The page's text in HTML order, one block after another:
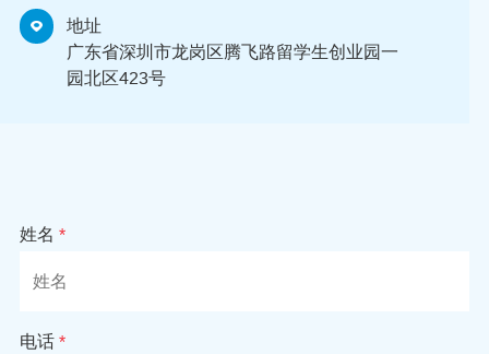
地址
广东省深圳市龙岗区腾飞路留学生创业园一
园北区423号
姓名 *
电话 *